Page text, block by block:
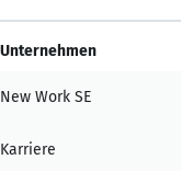
Unternehmen
New Work SE
Karriere